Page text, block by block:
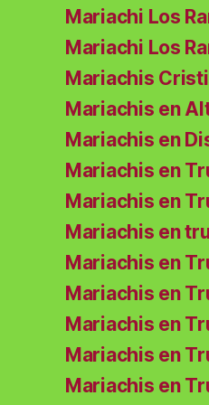
Mariachi Los
Mariachi Los
Mariachis
Mariachis en
Mariachis en
Mariachis en
Mariachis en
Mariachis en
Mariachis en
Mariachis en
Mariachis en
Mariachis en
Mariachis en